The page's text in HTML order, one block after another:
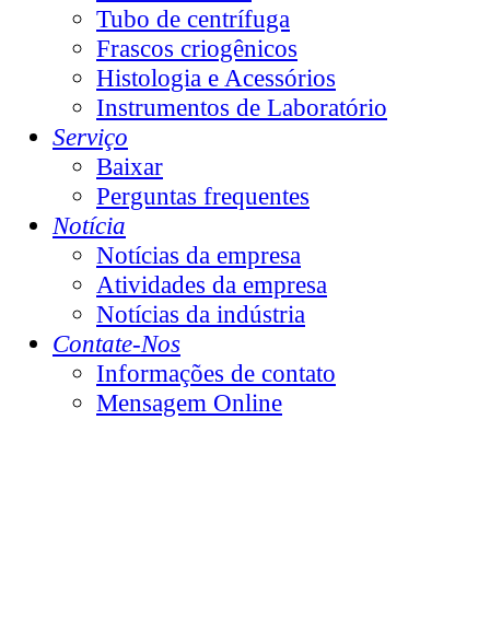
Tubo de centrífuga
Frascos criogênicos
Histologia e Acessórios
Instrumentos de Laboratório
Serviço
Baixar
Perguntas frequentes
Notícia
Notícias da empresa
Atividades da empresa
Notícias da indústria
Contate-Nos
Informações de contato
Mensagem Online